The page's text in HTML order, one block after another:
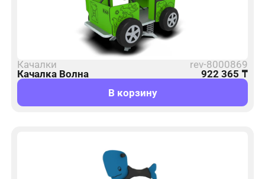
Качалки
rev-8000869
Качалка Волна
922 365 ₸
В корзину